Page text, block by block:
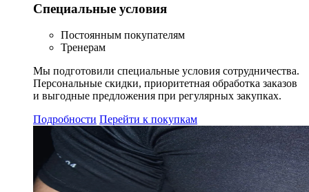
Специальные условия
Постоянным покупателям
Тренерам
Мы подготовили специальные условия сотрудничества.
Персональные скидки, приоритетная обработка заказов
и выгодные предложения при регулярных закупках.
Подробности Перейти к покупкам